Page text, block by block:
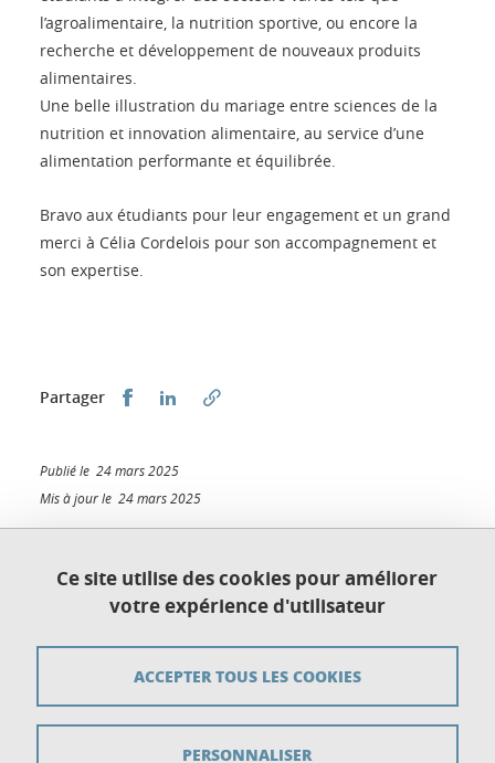
l’agroalimentaire, la nutrition sportive, ou encore la
recherche et développement de nouveaux produits
alimentaires.
Une belle illustration du mariage entre sciences de la
nutrition et innovation alimentaire, au service d’une
alimentation performante et équilibrée.
Bravo aux étudiants pour leur engagement et un grand
merci à Célia Cordelois pour son accompagnement et
son expertise.
Partager Partager sur Facebook
Partager sur LinkedIn
Publié le 24 mars 2025
Mis à jour le 24 mars 2025
Mentions légales
Données personnelles
Ce site utilise des cookies pour améliorer
votre expérience d'utilisateur
ACCEPTER TOUS LES COOKIES
PERSONNALISER